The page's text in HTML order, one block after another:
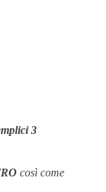
3
così come